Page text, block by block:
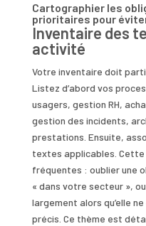
Cartographier les
prioritaires pour
Inventaire des
activité
Votre inventaire doit
Listez d’abord vos
usagers, gestion RH,
gestion des incidents,
prestations. Ensuite,
textes applicables.
fréquentes : oublier une
« dans votre secteur »,
largement alors qu’elle
précis. Ce thème est